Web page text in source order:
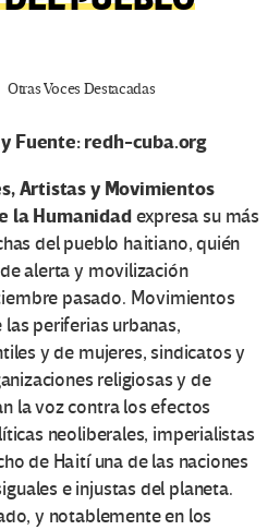
Otras Voces Destacadas
Fuente: redh-cuba.org
Artistas y Movimientos
la Humanidadexpresa su más
del pueblo haitiano, quién
alerta y movilización
pasado. Movimientos
periferias urbanas,
y de mujeres, sindicatos y
religiosas y de
la voz contra los efectos
neoliberales, imperialistas
de Haití una de las naciones
e injustas del planeta.
y notablemente en los